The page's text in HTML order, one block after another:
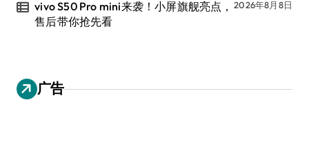
vivo S50 Pro mini来袭！小屏旗舰亮点，
售后带你抢先看
2026年8月8日
广告